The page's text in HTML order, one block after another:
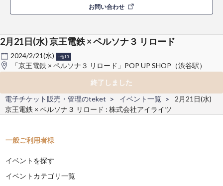
お問い合わせ
2月21日(水) 京王電鉄 × ペルソナ３ リロード
2024/2/21(水) +他13
「京王電鉄 × ペルソナ３ リロード」POP UP SHOP（渋谷駅）
終了しました
電子チケット販売・管理のteket
イベント一覧
2月21日(水)
京王電鉄 × ペルソナ３ リロード : 株式会社アイライツ
一般ご利用者様
イベントを探す
イベントカテゴリ一覧